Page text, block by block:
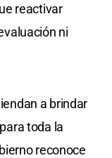
reactivar
ni
a brindar
toda la
reconoce